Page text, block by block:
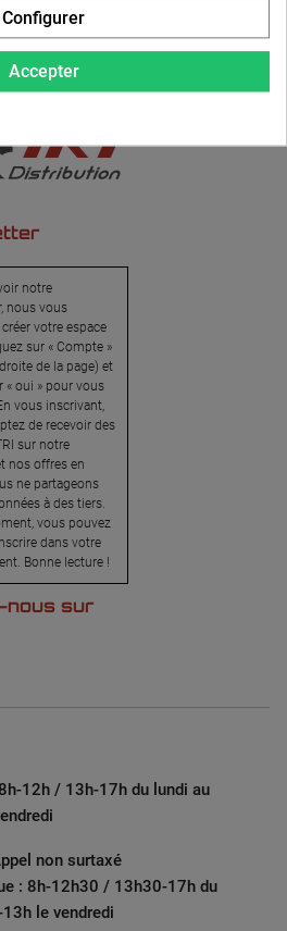
notre
nous vous
votre espace
sur « Compte »
de la page) et
« oui » pour vous
vous inscrivant,
de recevoir des
sur notre
nos offres en
ne partageons
à des tiers.
vous pouvez
dans votre
Bonne lecture !
nous sur
12h / 13h-17h du lundi au
non surtaxé
: 8h-12h30 / 13h30-17h du
le vendredi
Accepter
Configurer